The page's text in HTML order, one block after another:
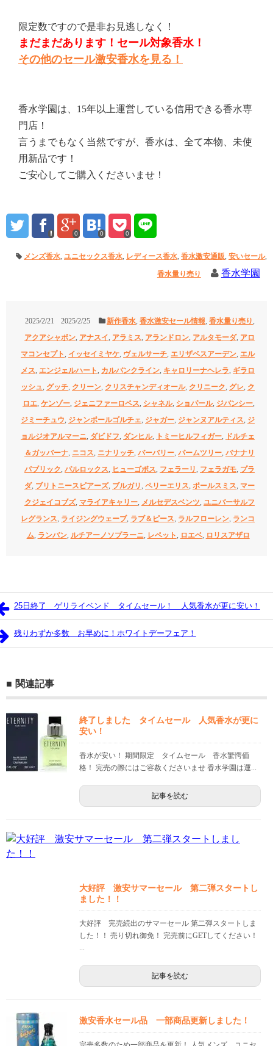
限定数ですので是非お見逃しなく！
まだまだあります！セール対象香水！
その他のセール激安香水を見る！
香水学園は、15年以上運営している信用できる香水専
門店！
言うまでもなく当然ですが、香水は、全て本物、未使
用新品です！
ご安心してご購入くださいませ！
0 0 0
メンズ香水, ユニセックス香水, レディース香水, 香水激安通販, 安いセール,
香水量り売り 香水学園
2025/2/21 2025/2/25 新作香水, 香水激安セール情報, 香水量り売り,
アクアシャボン, アナスイ, アラミス, アランドロン, アルタモーダ, アロ
マコンセプト, イッセイミヤケ, ヴェルサーチ, エリザベスアーデン, エル
メス, エンジェルハート, カルバンクライン, キャロリーナヘレラ, ギラロ
ッシュ, グッチ, クリーン, クリスチャンディオール, クリニーク, グレ, ク
ロエ, ケンゾー, ジェニファーロペス, シャネル, ショパール, ジバンシー,
ジミーチュウ, ジャンポールゴルチェ, ジャガー, ジャンヌアルティス, ジ
ョルジオアルマーニ, ダビドフ, ダンヒル, トミーヒルフィガー,
ドルチェ
＆ガッバーナ, ニコス, ニナリッチ, バーバリー, パームツリー, バナナリ
パブリック, パルロックス, ヒューゴボス, フェラーリ, フェラガモ, プラ
ダ, ブリトニースピアーズ, ブルガリ, ペリーエリス, ポールスミス, マー
クジェイコブズ, マライアキャリー, メルセデスベンツ, ユニバーサルフ
レグランス, ライジングウェーブ, ラブ＆ピース, ラルフローレン, ランコ
ム, ランバン, ルチアーノソプラーニ, レペット, ロエベ, ロリスアザロ
25日終了 ゲリライベンド タイムセール！ 人気香水が更に安い！
残りわずか多数 お早めに！ホワイトデーフェア！
関連記事
終了しました タイムセール 人気香水が更に
安い！
香水が安い！ 期間限定 タイムセール 香水驚愕価
格！ 完売の際にはご容赦くださいませ 香水学園は運...
記事を読む
大好評 激安サマーセール 第二弾スタートし
ました！！
大好評 完売続出のサマーセール 第二弾スタートしま
した！！ 売り切れ御免！ 完売前にGETしてください！
...
記事を読む
激安香水セール品 一部商品更新しました！